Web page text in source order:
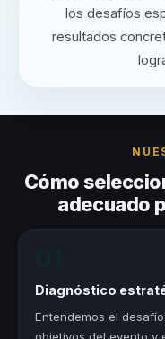
los desafíos
resultados
Cómo
adecuado
Diagnóstico
Entendemos el
objetivos del evento y